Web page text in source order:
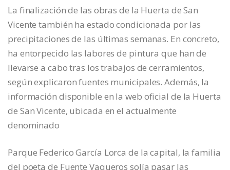
La finalización de las obras de la Huerta de San
Vicente también ha estado condicionada por las
precipitaciones de las últimas semanas. En concreto,
ha entorpecido las labores de pintura que han de
llevarse a cabo tras los trabajos de cerramientos,
según explicaron fuentes municipales. Además, la
información disponible en la web oficial de la Huerta
de San Vicente, ubicada en el actualmente
denominado
Parque Federico García Lorca de la capital, la familia
del poeta de Fuente Vaqueros solía pasar las